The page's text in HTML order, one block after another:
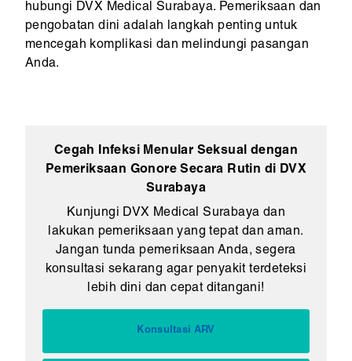
hubungi DVX Medical Surabaya. Pemeriksaan dan
pengobatan dini adalah langkah penting untuk
mencegah komplikasi dan melindungi pasangan
Anda.
Cegah Infeksi Menular Seksual dengan
Pemeriksaan Gonore Secara Rutin di DVX
Surabaya
Kunjungi DVX Medical Surabaya dan
lakukan pemeriksaan yang tepat dan aman.
Jangan tunda pemeriksaan Anda, segera
konsultasi sekarang agar penyakit terdeteksi
lebih dini dan cepat ditangani!
Konsultasi ARV